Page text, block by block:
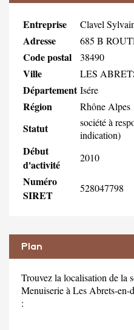
Entreprise Clavel
Adresse 685 B
Code postal 38490
Ville LES
Département Isére
Région Rhône Alpes
Statut
société à
indication)
Début
d'activité
2010
Numéro
SIRET
528047798
Plan
Trouvez la localisation de la
Menuiserie à Les Abrets-en-
: